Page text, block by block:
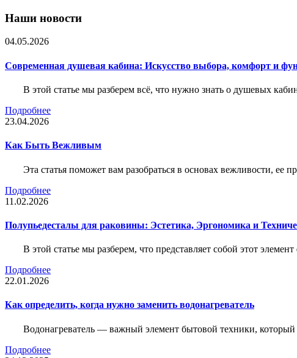
Наши новости
04.05.2026
Современная душевая кабина: Искусство выбора, комфорт и
В этой статье мы разберем всё, что нужно знать о душевых
Подробнее
23.04.2026
Как Быть Вежливым
Эта статья поможет вам разобраться в основах вежливости,
Подробнее
11.02.2026
Полупьедесталы для раковины: Эстетика, Эргономика и
В этой статье мы разберем, что представляет собой этот
Подробнее
22.01.2026
Как определить, когда нужно заменить водонагреватель
Водонагреватель — важный элемент бытовой техники,
Подробнее